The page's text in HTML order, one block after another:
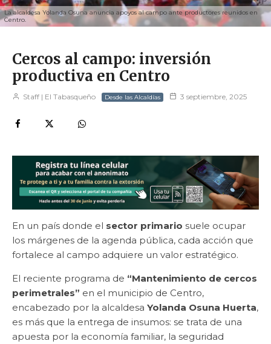
La alcaldesa Yolanda Osuna anuncia apoyos al campo ante productores reunidos en
Centro.
Cercos al campo: inversión
productiva en Centro
Staff | El Tabasqueño Desde las Alcaldías 3 septiembre, 2025
En un país donde el sector primario suele ocupar
los márgenes de la agenda pública, cada acción que
fortalece al campo adquiere un valor estratégico.
El reciente programa de “Mantenimiento de cercos
perimetrales” en el municipio de Centro,
encabezado por la alcaldesa Yolanda Osuna Huerta,
es más que la entrega de insumos: se trata de una
apuesta por la economía familiar, la seguridad